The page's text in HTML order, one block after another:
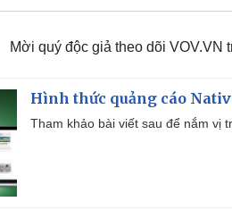
Mời quý độc giả theo dõi VOV.VN
Hình thức quảng cáo
Tham khảo bài viết sau để nắm vị